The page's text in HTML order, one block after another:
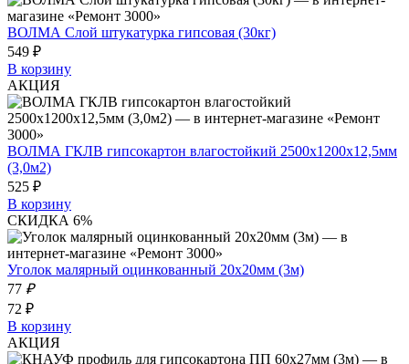
ВОЛМА Слой штукатурка гипсовая (30кг)
549 ₽
В корзину
АКЦИЯ
ВОЛМА ГКЛВ гипсокартон влагостойкий 2500х1200х12,5мм
(3,0м2)
525 ₽
В корзину
СКИДКА 6%
Уголок малярный оцинкованный 20х20мм (3м)
77 ₽
72 ₽
В корзину
АКЦИЯ